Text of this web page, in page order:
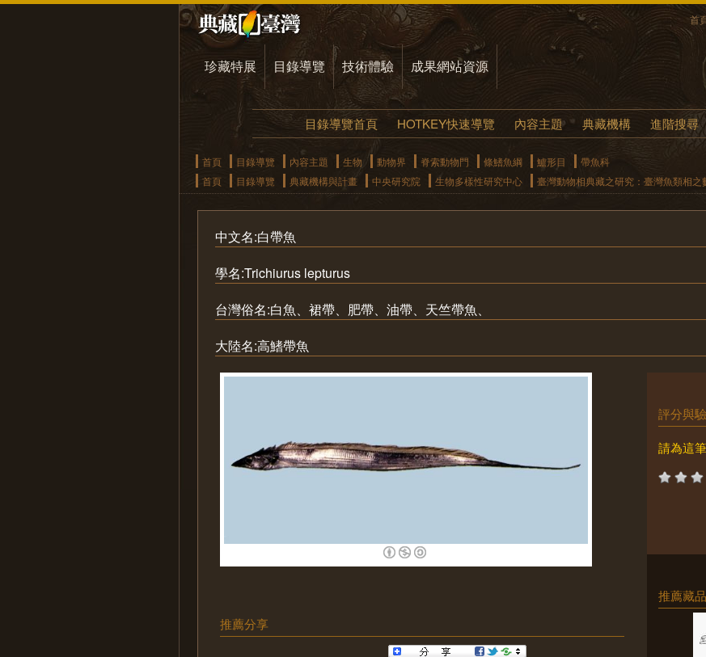
首
珍藏特展 目錄導覽 技術體驗 成果網站資源
目錄導覽首頁 HOTKEY快速導覽 內容主題 典藏機構 進階搜尋
首頁 目錄導覽 內容主題 生物 動物界 脊索動物門 條鰭魚綱 鱸形目
帶魚科
首頁
目錄導覽 典藏機構與計畫 中央研究院 生物多樣性研究中心 臺灣動物相典藏之研究：臺灣魚類相之
中文名:白帶魚
學名:Trichiurus lepturus
台灣俗名:白魚、裙帶、肥帶、油帶、天竺帶魚、
大陸名:高鰭帶魚
推薦分享
評分與
請為這
推薦藏品